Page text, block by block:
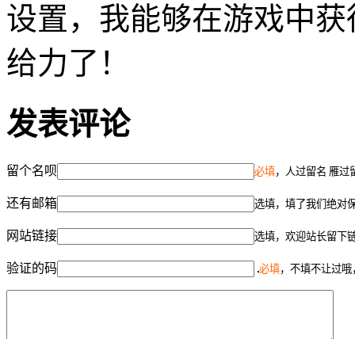
设置，我能够在游戏中
给力了！
发表评论
留个名呗 必填，人过留名 雁过
还有邮箱 选填，填了我们绝对
网站链接 选填，欢迎站长留下
验证的码 必填，不填不让过